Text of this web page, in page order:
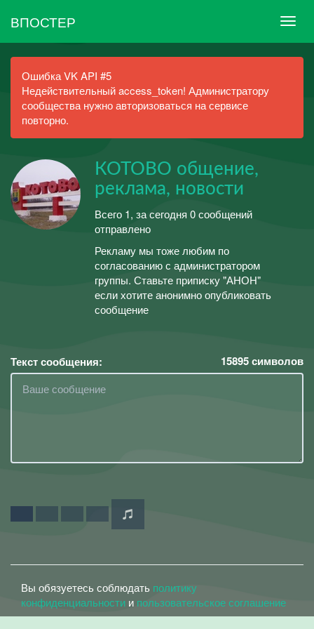
ВПОСТЕР
Ошибка VK API #5
Недействительный access_token! Администратору
сообщества нужно авторизоваться на сервисе
повторно.
КОТОВО общение,
реклама, новости
Всего 1, за сегодня 0 сообщений
отправлено
Рекламу мы тоже любим по
согласованию с администратором
группы. Ставьте приписку "АНОН"
если хотите анонимно опубликовать
сообщение
Текст сообщения: 15895символов
Вы обязуетесь соблюдать политику
конфиденциальности и пользовательское соглашение